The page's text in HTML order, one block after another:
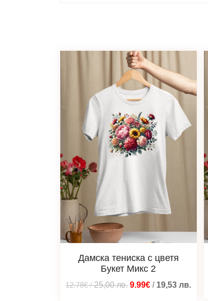
Дамска тениска с цветя
Букет Микс 2
12.78€/25,00лв. 9.99€ / 19,53лв.